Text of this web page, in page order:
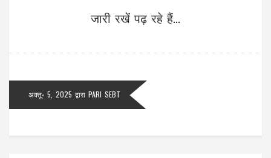
जारी रखें पढ़ रहे हैं...
अक्तू॰ 5, 2025 द्वारा PARI SEBT